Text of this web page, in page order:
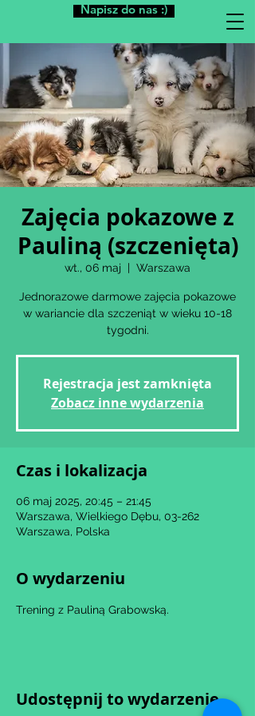
Napisz do nas :)
Zajęcia pokazowe z
Pauliną (szczenięta)
wt., 06 maj
  |
Warszawa
Jednorazowe darmowe zajęcia pokazowe
w wariancie dla szczeniąt w wieku 10-18
tygodni.
Rejestracja jest zamknięta
Zobacz inne wydarzenia
Czas i lokalizacja
06 maj 2025, 20:45 – 21:45
Warszawa, Wielkiego Dębu, 03-262
Warszawa, Polska
O wydarzeniu
Trening z Pauliną Grabowską.
Udostępnij to wydarzenie